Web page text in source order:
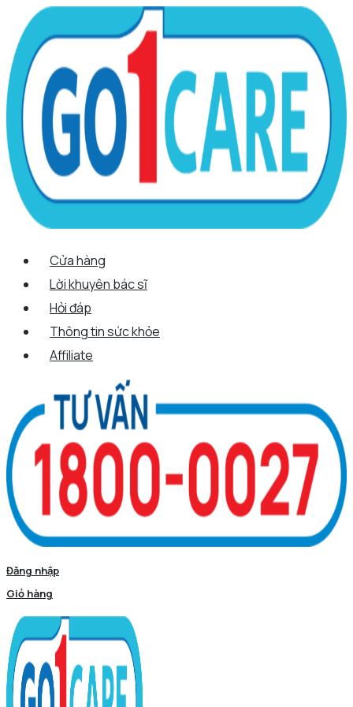
nội
dung
Menu
Cửa hàng
Lời khuyên bác sĩ
Hỏi đáp
Thông tin sức khỏe
Affiliate
Đăng nhập
Giỏ hàng
Tên*
Email*
Trang
web
Scroll
Up